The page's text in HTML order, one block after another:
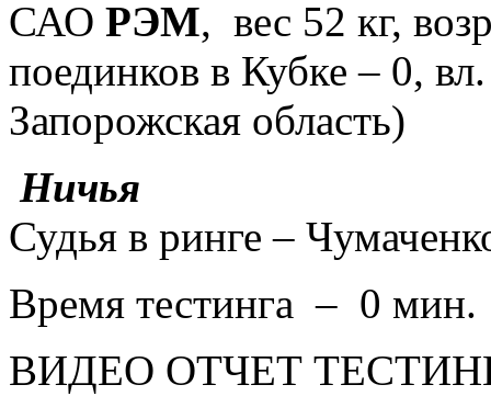
САО РЭМ, вес 52 кг,
поединков в Кубке – 0,
Запорожская область)
Ничья
Судья в ринге –
Время тестинга – 0
ВИДЕО ОТЧЕТ